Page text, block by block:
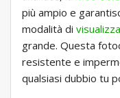
più ampio e
modalità di
grande. Questa
resistente e
qualsiasi dubbio tu